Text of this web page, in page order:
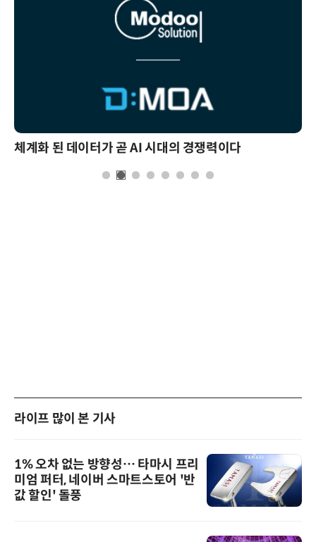
체계화 된 데이터가 곧 AI 시대의 경쟁력이다
라이프 많이 본 기사
1% 오차 없는 방향성… 타마시 프리
미엄 퍼터, 네이버 스마트스토어 '반
값 할인' 돌풍